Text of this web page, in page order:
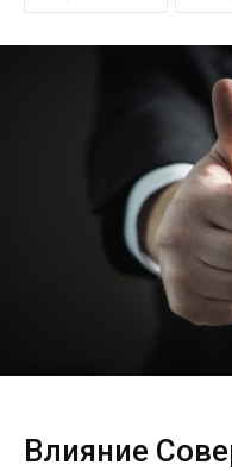
Влияние